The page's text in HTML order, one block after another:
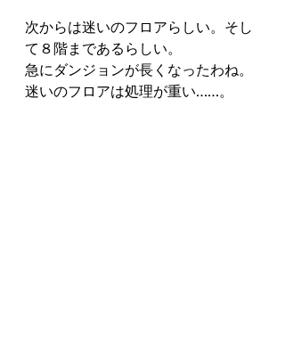
次からは迷いのフロアらしい。そし
て８階まであるらしい。
急にダンジョンが長くなったわね。
迷いのフロアは処理が重い……。